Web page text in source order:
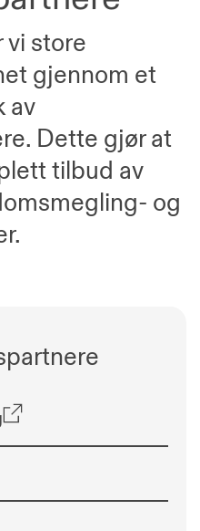
vi store
gjennom et
av
Dette gjør at
tilbud av
og